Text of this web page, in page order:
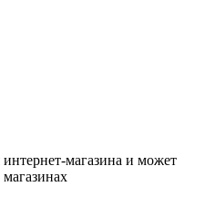
магазина и может